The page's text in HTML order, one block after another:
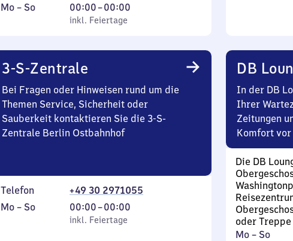
Montag
Mo – So,
inkl. Feiertage
00:00–00:00
Von
0
bis
0
inkl. Feiertage
3-S-Zentrale
Bei Fragen oder Hinweisen rund um die
Themen Service, Sicherheit oder
Sauberkeit kontaktieren Sie die 3-S-
Zentrale Berlin Ostbahnhof
Telefon
+49 30 2971055
Montag
Mo – So,
inkl. Feiertage
00:00–00:00
Von
0
inkl. Feiertage
DB
In der DB
Ihrer
Zeitungen
Komfort
Die DB
oder
Montag
Mo – So,